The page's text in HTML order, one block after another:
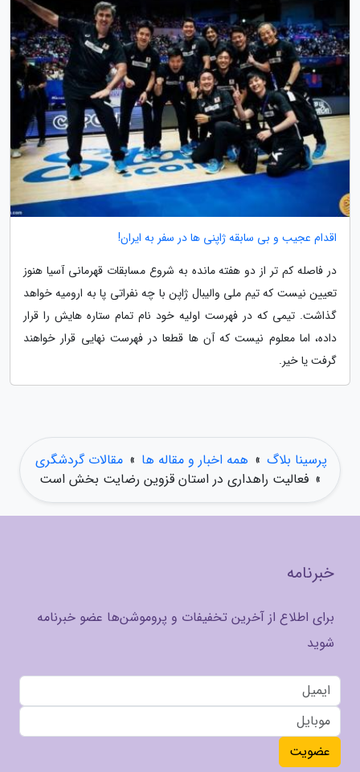
اقدام عجیب و بی سابقه ژاپنی ها در سفر به ایران!
در فاصله کم تر از دو هفته مانده به شروع مسابقات قهرمانی آسیا هنوز
تعیین نیست که تیم ملی والیبال ژاپن با چه نفراتی پا به ارومیه خواهد
گذاشت. تیمی که در فهرست اولیه خود نام تمام ستاره هایش را قرار
داده، اما معلوم نیست که آن ها قطعا در فهرست نهایی قرار خواهند
گرفت یا خیر.
پرسینا بلاگ » همه اخبار و مقاله ها » مقالات گردشگری
» فعالیت راهداری در استان قزوین رضایت بخش است
خبرنامه
برای اطلاع از آخرین تخفیفات و پروموشن‌ها عضو خبرنامه
شوید
عضویت